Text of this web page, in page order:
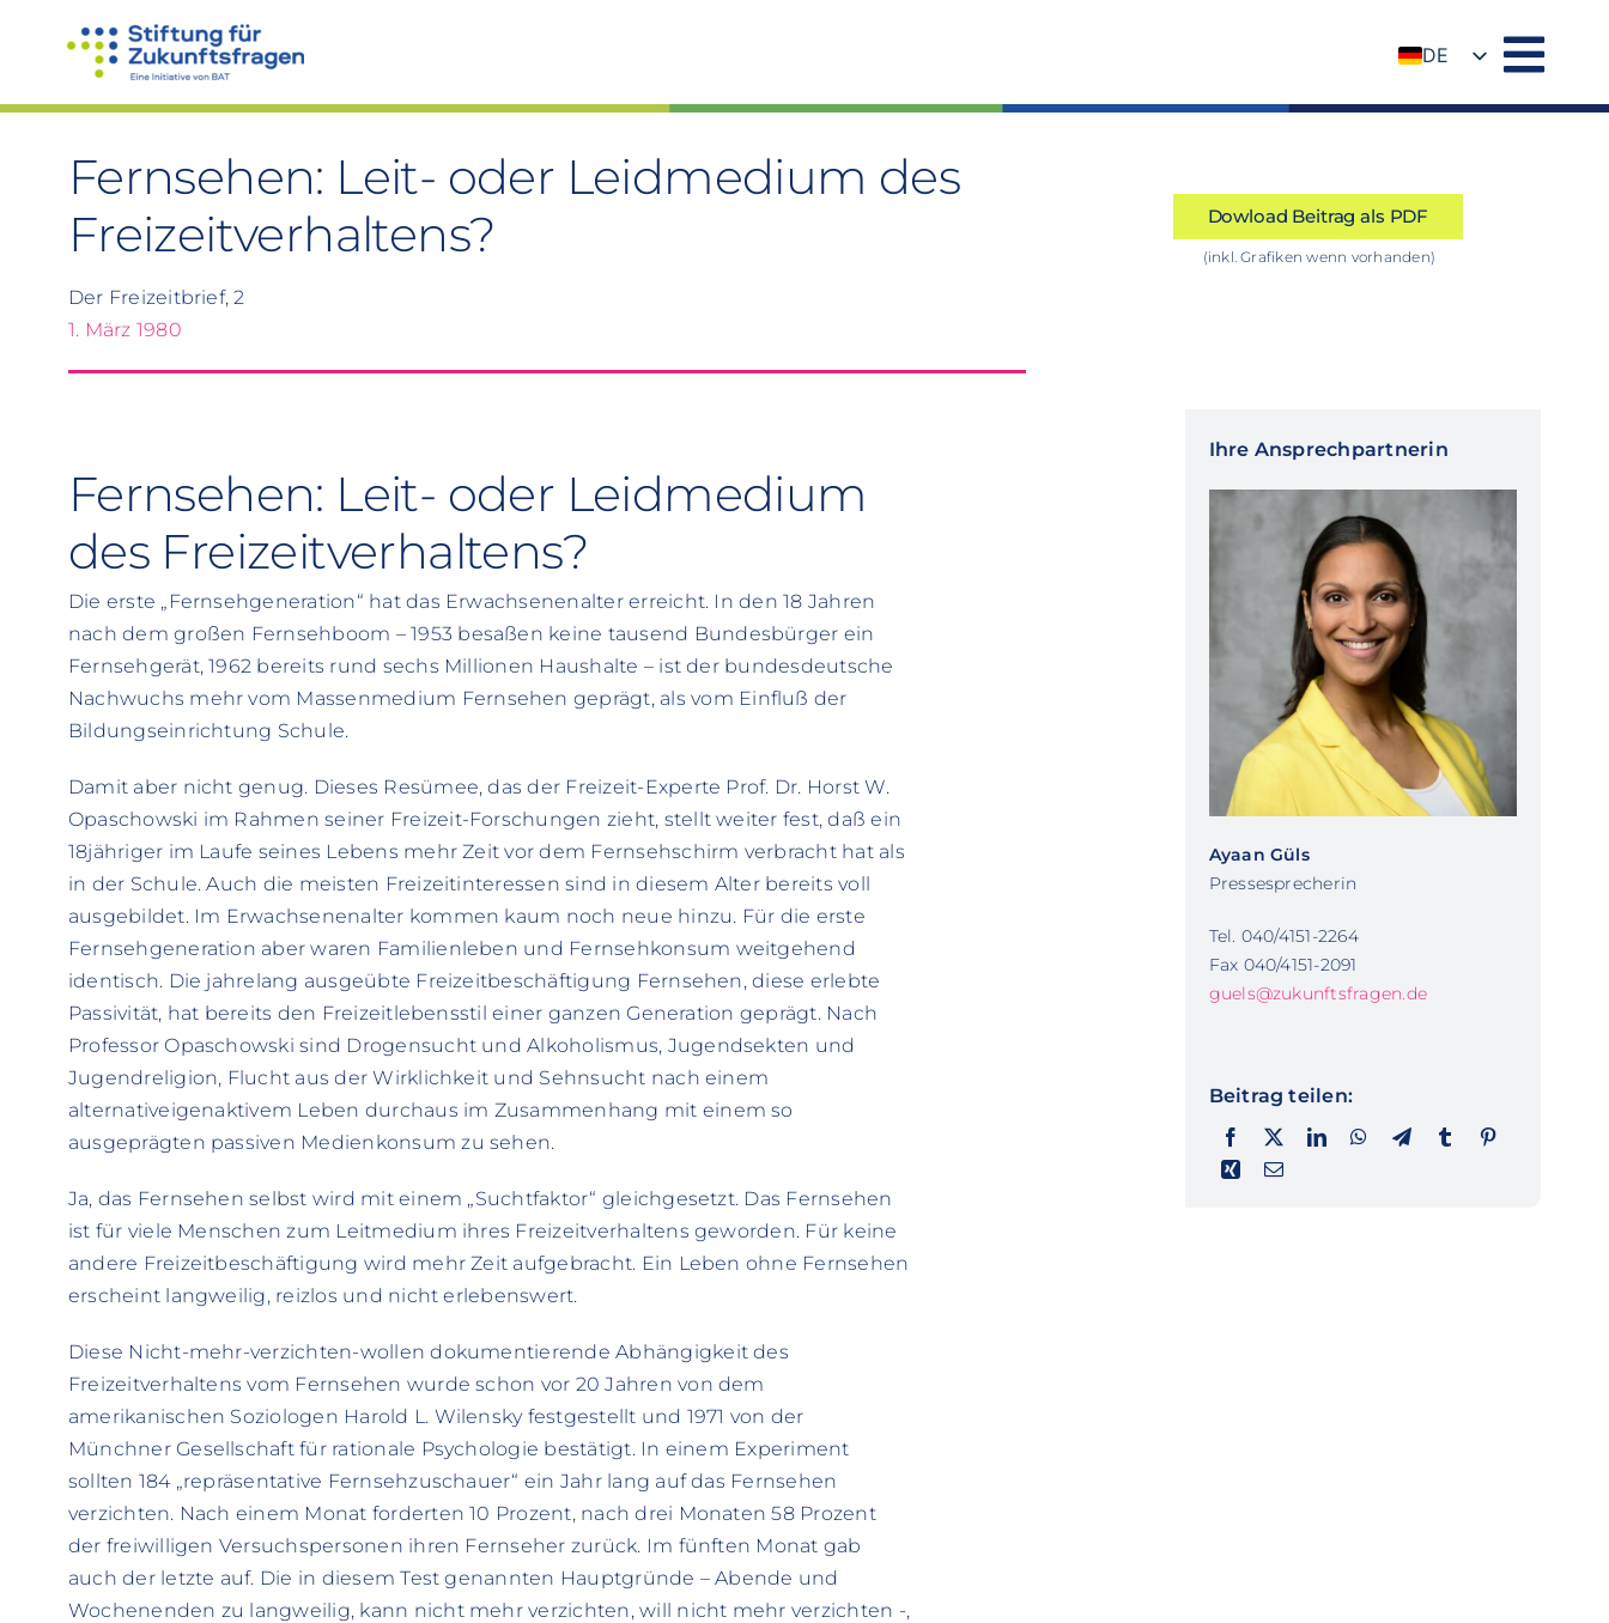
DE
Fernsehen: Leit- oder Leidmedium des
Freizeitverhaltens?
Der Freizeitbrief, 2
1. März 1980
Dowload Beitrag als PDF
(inkl. Grafiken wenn vorhanden)
Fernsehen: Leit- oder Leidmedium
des Freizeitverhaltens?
Die erste „Fernsehgeneration“ hat das Erwachsenenalter erreicht. In den 18 Jahren
nach dem großen Fernsehboom – 1953 besaßen keine tausend Bundesbürger ein
Fernsehgerät, 1962 bereits rund sechs Millionen Haushalte – ist der bundesdeutsche
Nachwuchs mehr vom Massenmedium Fernsehen geprägt, als vom Einfluß der
Bildungseinrichtung Schule.
Damit aber nicht genug. Dieses Resümee, das der Freizeit-Experte Prof. Dr. Horst W.
Opaschowski im Rahmen seiner Freizeit-Forschungen zieht, stellt weiter fest, daß ein
18jähriger im Laufe seines Lebens mehr Zeit vor dem Fernsehschirm verbracht hat als
in der Schule. Auch die meisten Freizeitinteressen sind in diesem Alter bereits voll
ausgebildet. Im Erwachsenenalter kommen kaum noch neue hinzu. Für die erste
Fernsehgeneration aber waren Familienleben und Fernsehkonsum weitgehend
identisch. Die jahrelang ausgeübte Freizeitbeschäftigung Fernsehen, diese erlebte
Passivität, hat bereits den Freizeitlebensstil einer ganzen Generation geprägt. Nach
Professor Opaschowski sind Drogensucht und Alkoholismus, Jugendsekten und
Jugendreligion, Flucht aus der Wirklichkeit und Sehnsucht nach einem
alternativeigenaktivem Leben durchaus im Zusammenhang mit einem so
ausgeprägten passiven Medienkonsum zu sehen.
Ja, das Fernsehen selbst wird mit einem „Suchtfaktor“ gleichgesetzt. Das Fernsehen
ist für viele Menschen zum Leitmedium ihres Freizeitverhaltens geworden. Für keine
andere Freizeitbeschäftigung wird mehr Zeit aufgebracht. Ein Leben ohne Fernsehen
erscheint langweilig, reizlos und nicht erlebenswert.
Diese Nicht-mehr-verzichten-wollen dokumentierende Abhängigkeit des
Freizeitverhaltens vom Fernsehen wurde schon vor 20 Jahren von dem
amerikanischen Soziologen Harold L. Wilensky festgestellt und 1971 von der
Münchner Gesellschaft für rationale Psychologie bestätigt. In einem Experiment
sollten 184 „repräsentative Fernsehzuschauer“ ein Jahr lang auf das Fernsehen
verzichten. Nach einem Monat forderten 10 Prozent, nach drei Monaten 58 Prozent
der freiwilligen Versuchspersonen ihren Fernseher zurück. Im fünften Monat gab
auch der letzte auf. Die in diesem Test genannten Hauptgründe – Abende und
Wochenenden zu langweilig, kann nicht mehr verzichten, will nicht mehr verzichten -,
Ihre Ansprechpartnerin
Ayaan Güls
Pressesprecherin
Tel. 040/4151-2264
Fax 040/4151-2091
guels@zukunftsfragen.de
Beitrag teilen: